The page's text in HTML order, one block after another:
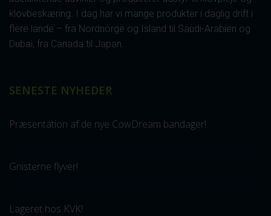
klovbeskæring. I dag har vi mange produkter i daglig drift i
flere lande – fra Nordnorge og Island til Saudi-Arabien og
Dubai, fra Canada til Japan.
SENESTE NYHEDER
Præsentation af de nye CowDream bandager!
Gnisterne flyver!
Lageret hos KVK!